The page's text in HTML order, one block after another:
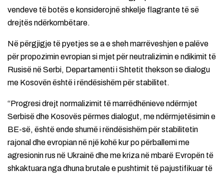
vendeve të botës e konsiderojnë shkelje flagrante të së
drejtës ndërkombëtare.
Në përgjigje të pyetjes se a e sheh marrëveshjen e palëve
për propozimin evropian si mjet për neutralizimin e ndikimit të
Rusisë në Serbi, Departamenti i Shtetit thekson se dialogu
me Kosovën është i rëndësishëm për stabilitet.
“Progresi drejt normalizimit të marrëdhënieve ndërmjet
Serbisë dhe Kosovës përmes dialogut, me ndërmjetësimin e
BE-së, është ende shumë i rëndësishëm për stabilitetin
rajonal dhe evropian në një kohë kur po përballemi me
agresionin rus në Ukrainë dhe me kriza në mbarë Evropën të
shkaktuara nga dhuna brutale e pushtimit të pajustifikuar të